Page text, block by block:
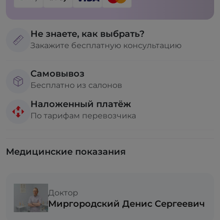
Не знаете, как выбрать?
Закажите бесплатную консультацию
Самовывоз
Бесплатно из салонов
Наложенный платёж
По тарифам перевозчика
Медицинские показания
Доктор
Миргородский Денис Сергеевич